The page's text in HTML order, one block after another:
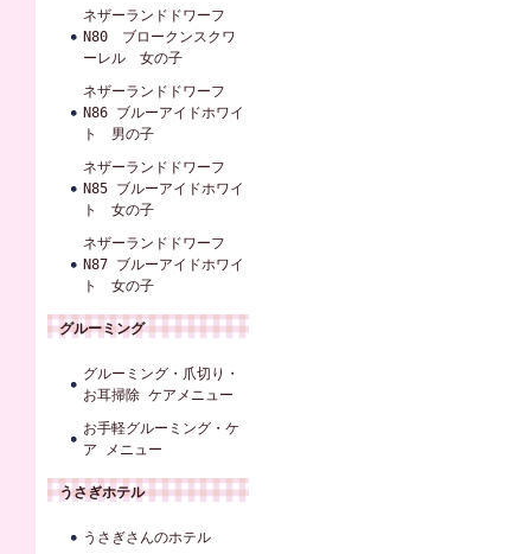
ネザーランドドワーフ
N80 ブロークンスクワ
ーレル 女の子
ネザーランドドワーフ
N86 ブルーアイドホワイ
ト 男の子
ネザーランドドワーフ
N85 ブルーアイドホワイ
ト 女の子
ネザーランドドワーフ
N87 ブルーアイドホワイ
ト 女の子
グルーミング
グルーミング・爪切り・
お耳掃除 ケアメニュー
お手軽グルーミング・ケ
ア メニュー
うさぎホテル
うさぎさんのホテル